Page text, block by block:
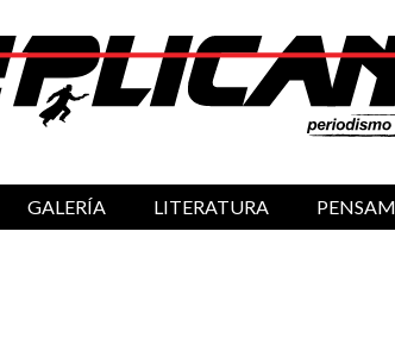
GALERÍA LITERATURA